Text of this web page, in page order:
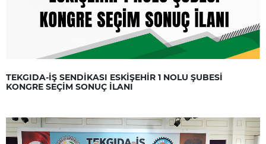
TEKGIDA-İŞ SENDİKASI ESKİŞEHİR 1 NOLU ŞUBESİ
KONGRE SEÇİM SONUÇ İLANI